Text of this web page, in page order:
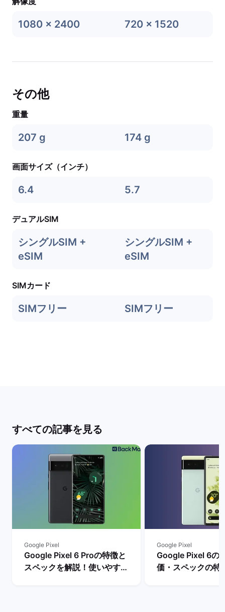
1080 x 2400 720 x 1520
その他
重量
207 g 174 g
画面サイズ（インチ）
6.4 5.7
デュアルSIM
シングルSIM +
eSIM
シングルSIM +
eSIM
SIMカード
SIMフリー SIMフリー
すべての記事を見る
Google Pixel
Google Pixel 6 Proの特徴と
スペックを解説！使いやすさ
Google Pixel
Google Pixel 6の
価・スペックの特